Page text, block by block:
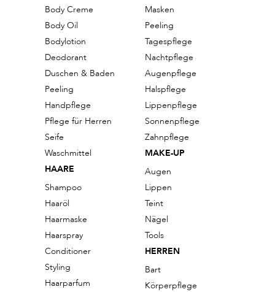
Body Creme
Body Oil
Bodylotion
Deodorant
Duschen & Baden
Peeling
Handpflege
Pflege für Herren
Seife
Waschmittel
HAARE
Shampoo
Haaröl
Haarmaske
Haarspray
Conditioner
Styling
Haarparfum
Masken
Peeling
Tagespflege
Nachtpflege
Augenpflege
Halspflege
Lippenpflege
Sonnenpflege
Zahnpflege
MAKE-UP
Augen
Lippen
Teint
Nägel
Tools
HERREN
Bart
Körperpflege